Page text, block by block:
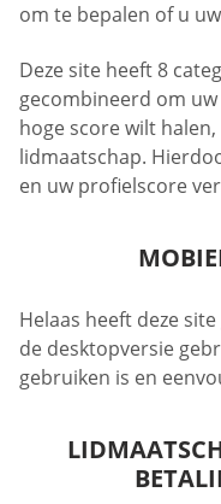
om te bepalen of u
Deze site heeft 8
gecombineerd om
hoge score wilt
lidmaatschap.
en uw profielscore
Helaas heeft deze
de desktopversie
gebruiken is en